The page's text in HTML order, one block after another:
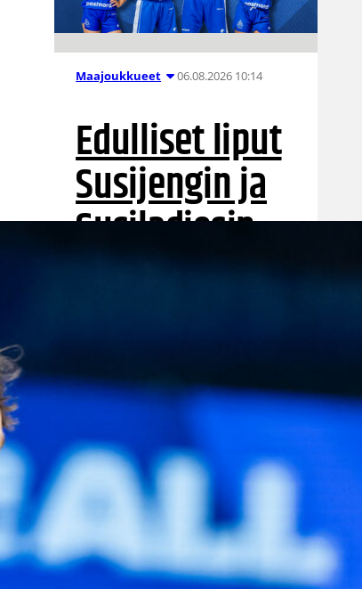
Maajoukkueet 06.08.2026 10:14
Edulliset liput
Susijengin ja
Susiladiesin
elokuun
ihin nyt
myynnissä
Susiladiesin elokuun kotiturnaus
ja Susijengin Islanti-
kotimaaottelu lähestyvät.
jatkokarsintaotteluun Ruotsia
vastaan on puolestaan enää